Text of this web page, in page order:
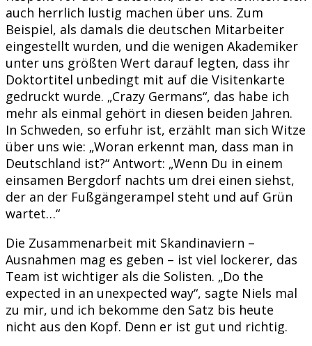
auch herrlich lustig machen über uns. Zum
Beispiel, als damals die deutschen Mitarbeiter
eingestellt wurden, und die wenigen Akademiker
unter uns größten Wert darauf legten, dass ihr
Doktortitel unbedingt mit auf die Visitenkarte
gedruckt wurde. „Crazy Germans“, das habe ich
mehr als einmal gehört in diesen beiden Jahren.
In Schweden, so erfuhr ist, erzählt man sich Witze
über uns wie: „Woran erkennt man, dass man in
Deutschland ist?“ Antwort: „Wenn Du in einem
einsamen Bergdorf nachts um drei einen siehst,
der an der Fußgängerampel steht und auf Grün
wartet…“
Die Zusammenarbeit mit Skandinaviern –
Ausnahmen mag es geben – ist viel lockerer, das
Team ist wichtiger als die Solisten. „Do the
expected in an unexpected way“, sagte Niels mal
zu mir, und ich bekomme den Satz bis heute
nicht aus den Kopf. Denn er ist gut und richtig.